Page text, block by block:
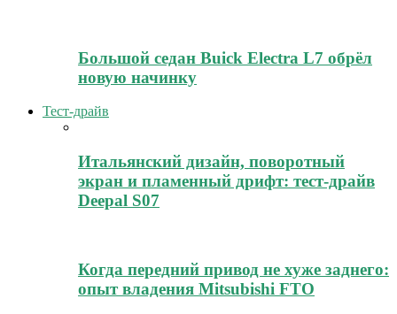
Большой седан Buick Electra L7 обрёл
новую начинку
Тест-драйв
Итальянский дизайн, поворотный
экран и пламенный дрифт: тест-драйв
Deepal S07
Когда передний привод не хуже заднего:
опыт владения Mitsubishi FTO